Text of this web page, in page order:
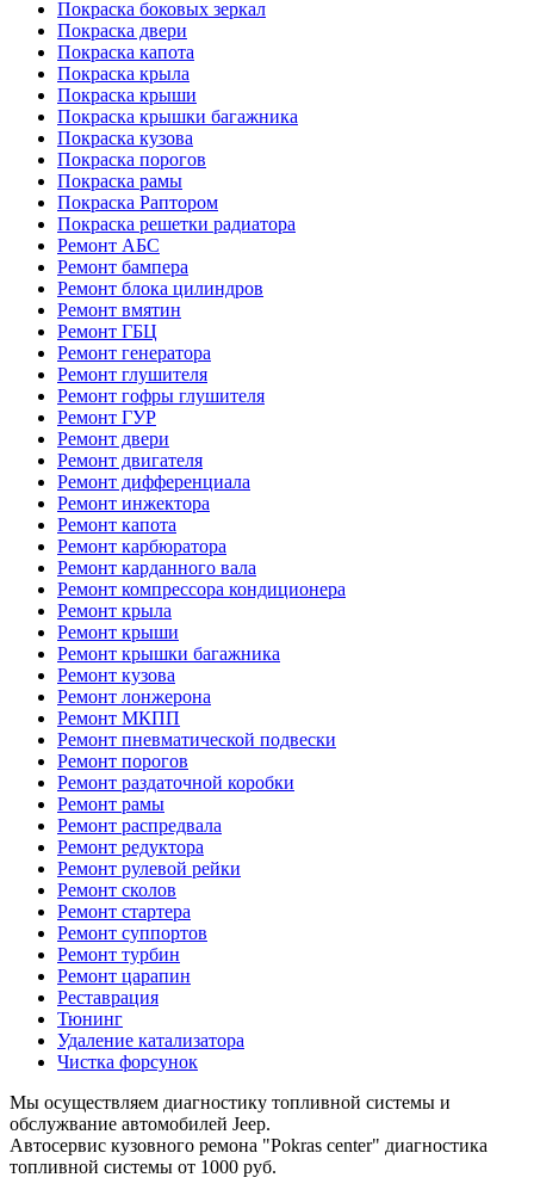
Покраска боковых зеркал
Покраска двери
Покраска капота
Покраска крыла
Покраска крыши
Покраска крышки багажника
Покраска кузова
Покраска порогов
Покраска рамы
Покраска Раптором
Покраска решетки радиатора
Ремонт АБС
Ремонт бампера
Ремонт блока цилиндров
Ремонт вмятин
Ремонт ГБЦ
Ремонт генератора
Ремонт глушителя
Ремонт гофры глушителя
Ремонт ГУР
Ремонт двери
Ремонт двигателя
Ремонт дифференциала
Ремонт инжектора
Ремонт капота
Ремонт карбюратора
Ремонт карданного вала
Ремонт компрессора кондиционера
Ремонт крыла
Ремонт крыши
Ремонт крышки багажника
Ремонт кузова
Ремонт лонжерона
Ремонт МКПП
Ремонт пневматической подвески
Ремонт порогов
Ремонт раздаточной коробки
Ремонт рамы
Ремонт распредвала
Ремонт редуктора
Ремонт рулевой рейки
Ремонт сколов
Ремонт стартера
Ремонт суппортов
Ремонт турбин
Ремонт царапин
Реставрация
Тюнинг
Удаление катализатора
Чистка форсунок
Мы осуществляем диагностику топливной системы и
обслужвание автомобилей Jeep.
Автосервис кузовного ремона "Pokras center" диагностика
топливной системы от 1000 руб.